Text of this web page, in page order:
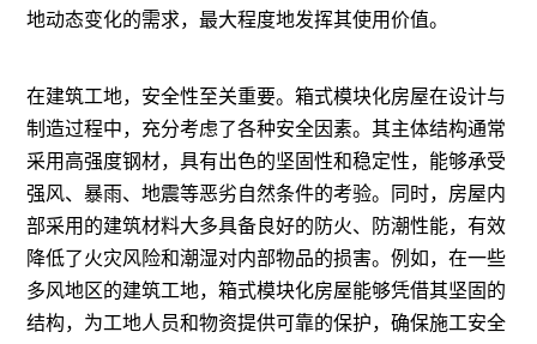
地动态变化的需求，最大程度地发挥其使用价值。
在建筑工地，安全性至关重要。箱式模块化房屋在设计与
制造过程中，充分考虑了各种安全因素。其主体结构通常
采用高强度钢材，具有出色的坚固性和稳定性，能够承受
强风、暴雨、地震等恶劣自然条件的考验。同时，房屋内
部采用的建筑材料大多具备良好的防火、防潮性能，有效
降低了火灾风险和潮湿对内部物品的损害。例如，在一些
多风地区的建筑工地，箱式模块化房屋能够凭借其坚固的
结构，为工地人员和物资提供可靠的保护，确保施工安全